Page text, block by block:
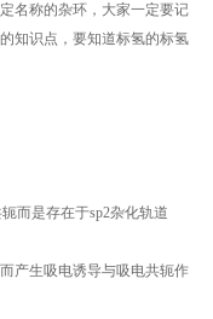
名称的杂环，大家一定要记
知识点，要知道标氢的标氢
而是存在于sp2杂化轨道
产生吸电诱导与吸电共轭作